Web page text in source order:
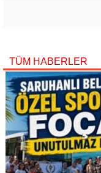
TÜM HABERLER